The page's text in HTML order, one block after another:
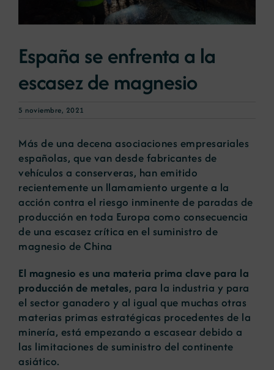
Contacto
España se enfrenta a la
escasez de magnesio
5 noviembre, 2021
Más de una decena asociaciones empresariales
españolas, que van desde fabricantes de
vehículos a conserveras, han emitido
recientemente un llamamiento urgente a la
acción contra el riesgo inminente de paradas de
producción en toda Europa como consecuencia
de una escasez crítica en el suministro de
magnesio de China
El magnesio es una materia prima clave para la
producción de metales, para la industria y para
el sector ganadero y al igual que muchas otras
materias primas estratégicas procedentes de la
minería, está empezando a escasear debido a
las limitaciones de suministro del continente
asiático.